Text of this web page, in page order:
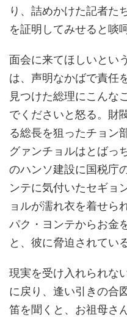
り、詰めかけた記者た
を証明してみせると啖
面会に来てほしいとい
は、声明なかばで責任
見つけた総理にこんな
でくださいと怒る。財
る総長を狙ったチョン
グァンチョルはとばっ
のハンソ建設に国税庁
ンテに気付いたセギョ
ョルが濡れ衣を着せら
パク・ヨンテからお金
と、彼に脅迫されてい
現実を受け入れられな
に戻り、逢い引きの合
笛を聞くと、お祖母さ